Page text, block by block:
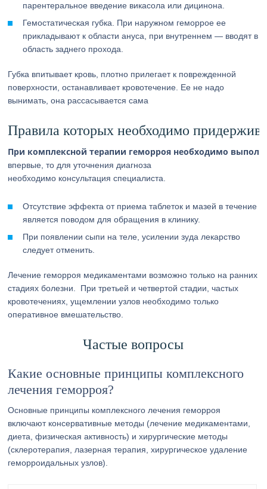
парентеральное введение викасола или дицинона.
Гемостатическая губка. При наружном геморрое ее
прикладывают к области ануса, при внутреннем — вводят в
область заднего прохода.
Губка впитывает кровь, плотно прилегает к поврежденной
поверхности, останавливает кровотечение. Ее не надо
вынимать, она рассасывается сама
Правила которых необходимо
При комплексной терапии геморроя необходимо
впервые, то для уточнения диагноза
необходимо консультация специалиста.
Отсутствие эффекта от приема таблеток и мазей в течение
является поводом для обращения в клинику.
При появлении сыпи на теле, усилении зуда лекарство
следует отменить.
Лечение геморроя медикаментами возможно только на ранних
стадиях болезни. При третьей и четвертой стадии, частых
кровотечениях, ущемлении узлов необходимо только
оперативное вмешательство.
Частые вопросы
Какие основные принципы комплексного
лечения геморроя?
Основные принципы комплексного лечения геморроя
включают консервативные методы (лечение медикаментами,
диета, физическая активность) и хирургические методы
(склеротерапия, лазерная терапия, хирургическое удаление
геморроидальных узлов).